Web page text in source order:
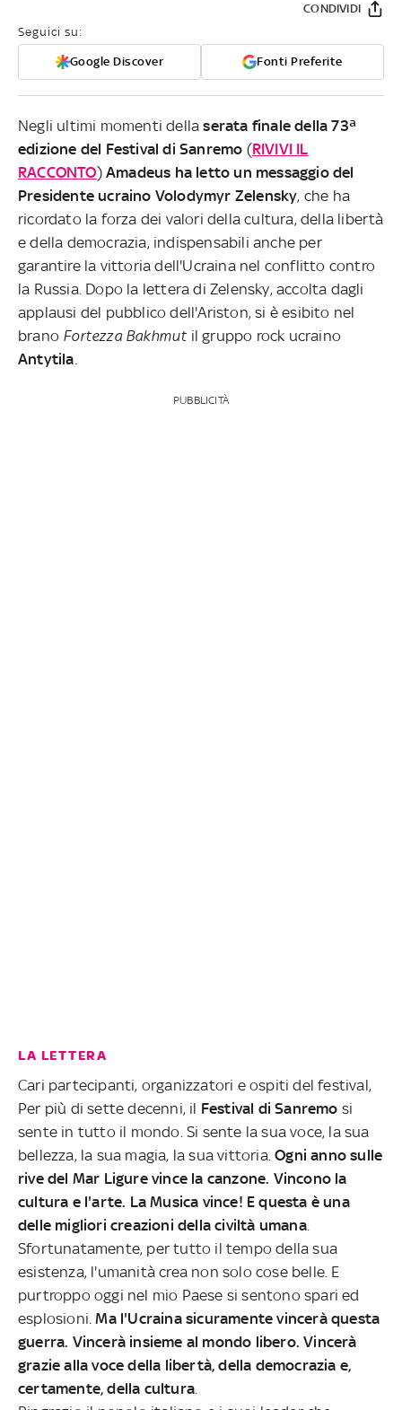
Seguici su:
Google Discover Fonti Preferite
CONDIVIDI
Negli ultimi momenti dellaserata finale della 73ª
edizione del Festival di Sanremo (RIVIVI IL
RACCONTO)Amadeus ha letto un messaggio del
Presidente ucraino Volodymyr Zelensky, che ha
ricordato la forza dei valori della cultura, della libertà
e della democrazia, indispensabili anche per
garantire la vittoria dell'Ucraina nel conflitto contro
la Russia. Dopo la lettera di Zelensky, accolta dagli
applausi del pubblico dell'Ariston, si è esibito nel
brano Fortezza Bakhmut il gruppo rock ucraino
Antytila
PUBBLICITÀ
LA LETTERA
Cari partecipanti, organizzatori e ospiti del festival,
Per più di sette decenni, il Festival di Sanremo si
sente in tutto il mondo. Si sente la sua voce, la sua
bellezza, la sua magia, la sua vittoria.Ogni anno sulle
rive del Mar Ligure vince la canzone. Vincono la
cultura e l'arte. La Musica vince! E questa è una
delle migliori creazioni della civiltà umana.
Sfortunatamente, per tutto il tempo della sua
esistenza, l'umanità crea non solo cose belle. E
purtroppo oggi nel mio Paese si sentono spari ed
esplosioni.Ma l'Ucraina sicuramente vincerà questa
guerra. Vincerà insieme al mondo libero. Vincerà
grazie alla voce della libertà, della democrazia e,
certamente, della cultura